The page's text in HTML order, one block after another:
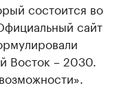
состоится во
сайт
Восток – 2030.